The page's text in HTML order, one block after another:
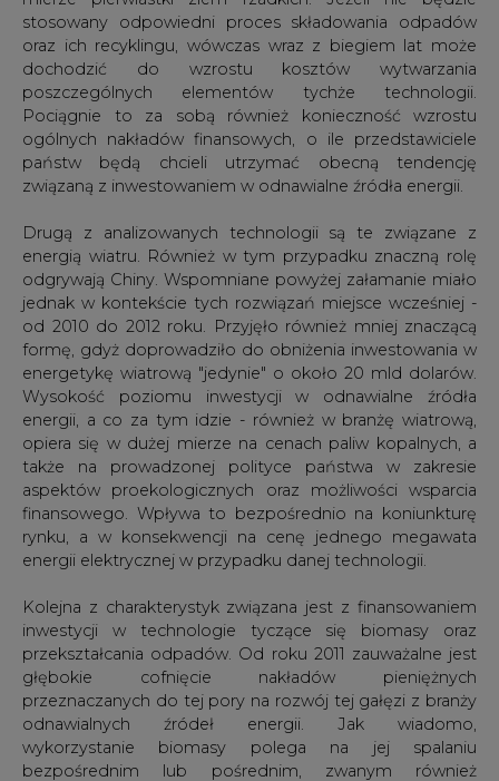
stosowany odpowiedni proces składowania odpadów
oraz ich recyklingu, wówczas wraz z biegiem lat może
dochodzić do wzrostu kosztów wytwarzania
poszczególnych elementów tychże technologii.
Pociągnie to za sobą również konieczność wzrostu
ogólnych nakładów finansowych, o ile przedstawiciele
państw będą chcieli utrzymać obecną tendencję
związaną z inwestowaniem w odnawialne źródła energii.
Drugą z analizowanych technologii są te związane z
energią wiatru. Również w tym przypadku znaczną rolę
odgrywają Chiny. Wspomniane powyżej załamanie miało
jednak w kontekście tych rozwiązań miejsce wcześniej -
od 2010 do 2012 roku. Przyjęło również mniej znaczącą
formę, gdyż doprowadziło do obniżenia inwestowania w
energetykę wiatrową "jedynie" o około 20 mld dolarów.
Wysokość poziomu inwestycji w odnawialne źródła
energii, a co za tym idzie - również w branżę wiatrową,
opiera się w dużej mierze na cenach paliw kopalnych, a
także na prowadzonej polityce państwa w zakresie
aspektów proekologicznych oraz możliwości wsparcia
finansowego. Wpływa to bezpośrednio na koniunkturę
rynku, a w konsekwencji na cenę jednego megawata
energii elektrycznej w przypadku danej technologii.
Kolejna z charakterystyk związana jest z finansowaniem
inwestycji w technologie tyczące się biomasy oraz
przekształcania odpadów. Od roku 2011 zauważalne jest
głębokie cofnięcie nakładów pieniężnych
przeznaczanych do tej pory na rozwój tej gałęzi z branży
odnawialnych źródeł energii. Jak wiadomo,
wykorzystanie biomasy polega na jej spalaniu
bezpośrednim lub pośrednim, zwanym również